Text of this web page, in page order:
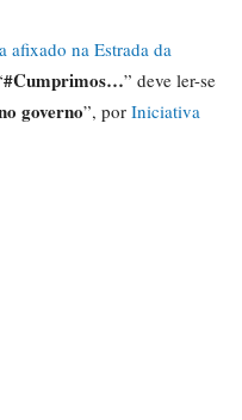
afixado na Estrada da
#Cumprimos…” deve ler-se
governo”, por Iniciativa